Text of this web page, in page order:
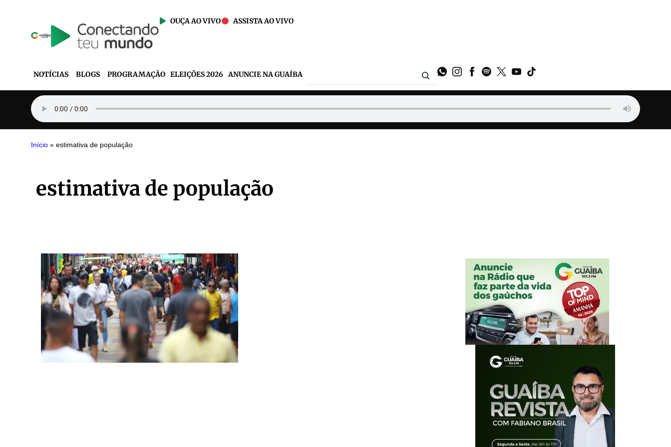
OUÇA AO VIVO ASSISTA AO VIVO
NOTÍCIAS BLOGS PROGRAMAÇÃO ELEIÇÕES 2026 ANUNCIE NA GUAÍBA
Início » estimativa de população
estimativa de população